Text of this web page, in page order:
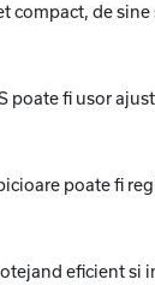
de
poate fi usor
poate fi
eficient si